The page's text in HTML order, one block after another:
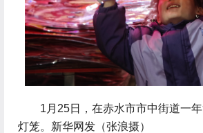
1月25日，在赤水市市中街道一年
灯笼。新华网发（张浪摄）